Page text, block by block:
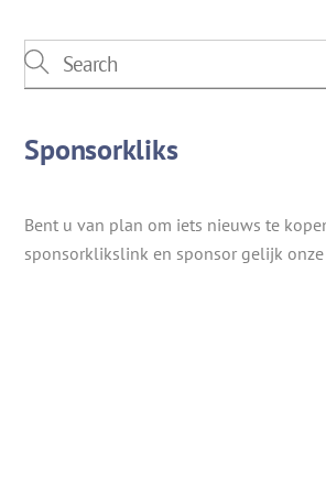
Sponsorkliks
Bent u van plan om iets nieuws te
sponsorklikslink en sponsor gelijk